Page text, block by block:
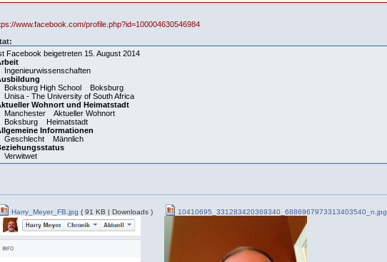
www.facebook.com/profile.php?id=100004630546984
Facebook beigetreten 15. August 2014
Ingenieurwissenschaften
Boksburg High School Boksburg
Unisa - The University of South Africa
Wohnort und Heimatstadt
Manchester Aktueller Wohnort
Boksburg Heimatstadt
Informationen
Geschlecht Männlich
Verwitwet
Harry_Meyer_FB.jpg ( 91 KB | Downloads ) 10410695_331283420369340_6886967973313403540_n.jpg